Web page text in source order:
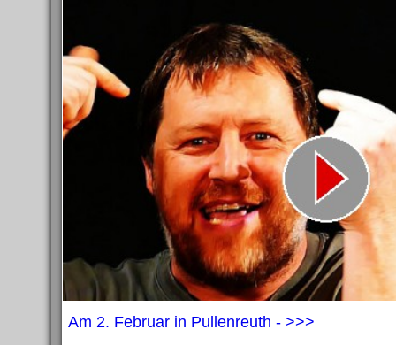
Am 2. Februar in Pullenreuth - >>>